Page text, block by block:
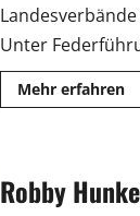
Unter
Mehr erfahren
Robby